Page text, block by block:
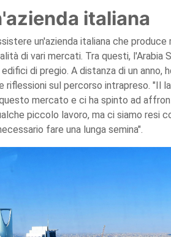
italiana
un'azienda italiana che
di vari mercati. Tra questi, l'Arabia
di pregio. A distanza di un anno,
riflessioni sul percorso intrapreso.
mercato e ci ha spinto ad
piccolo lavoro, ma ci siamo resi
fare una lunga semina".